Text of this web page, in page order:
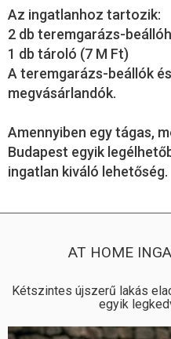
Az ingatlanhoz tartozik:
2 db teremgarázs-
1 db tároló (7 M Ft)
A teremgarázs-beállók
megvásárlandók.
Amennyiben egy tágas,
Budapest egyik
ingatlan kiváló lehetőség.
AT HOME
Kétszintes újszerű lakás
egyik